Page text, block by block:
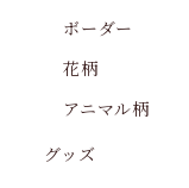
ボーダー
花柄
アニマル柄
グッズ